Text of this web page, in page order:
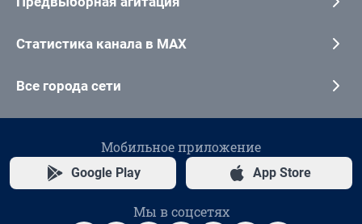
Статистика канала в MAX
Все города сети
Мобильное приложение
Google Play App Store
Мы в соцсетях